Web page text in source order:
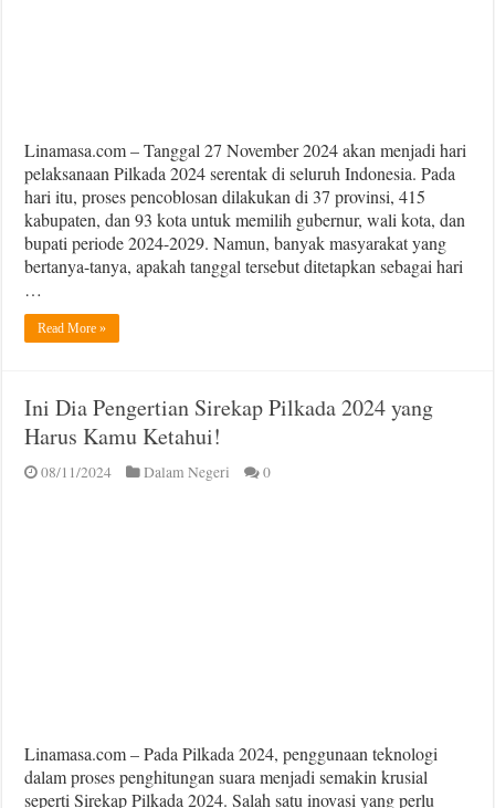
Linamasa.com – Tanggal 27 November 2024 akan menjadi hari
pelaksanaan Pilkada 2024 serentak di seluruh Indonesia. Pada
hari itu, proses pencoblosan dilakukan di 37 provinsi, 415
kabupaten, dan 93 kota untuk memilih gubernur, wali kota, dan
bupati periode 2024-2029. Namun, banyak masyarakat yang
bertanya-tanya, apakah tanggal tersebut ditetapkan sebagai hari
…
Read More »
Ini Dia Pengertian Sirekap Pilkada 2024 yang
Harus Kamu Ketahui!
08/11/2024 Dalam Negeri 0
Linamasa.com – Pada Pilkada 2024, penggunaan teknologi
dalam proses penghitungan suara menjadi semakin krusial
seperti Sirekap Pilkada 2024. Salah satu inovasi yang perlu